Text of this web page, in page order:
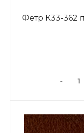
Фетр К33-362
-